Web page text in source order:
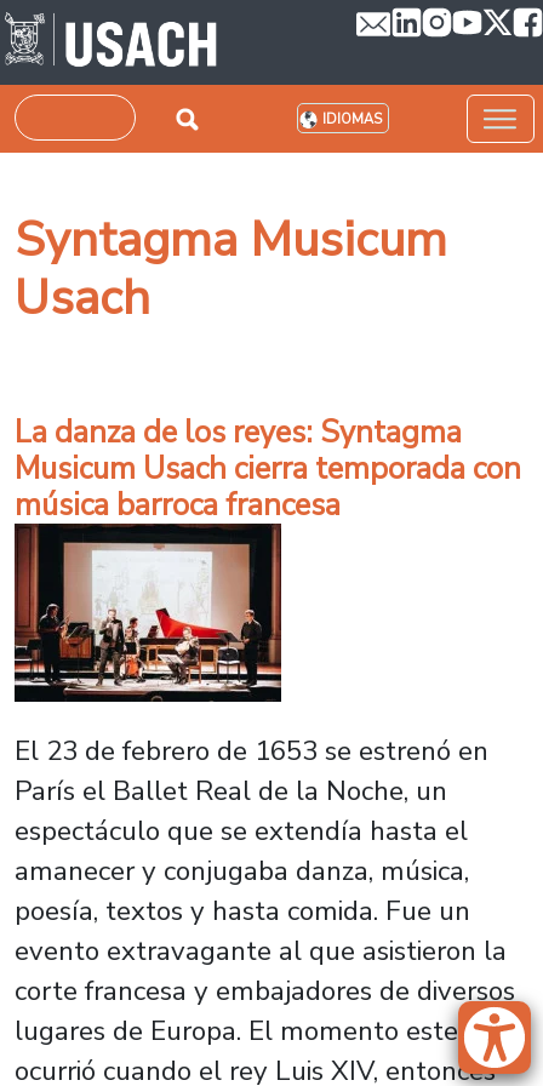
Pasar al contenido principal
Buscar IDIOMAS
Syntagma Musicum
Usach
La danza de los reyes: Syntagma
Musicum Usach cierra temporada con
música barroca francesa
El 23 de febrero de 1653 se estrenó en
París el Ballet Real de la Noche, un
espectáculo que se extendía hasta el
amanecer y conjugaba danza, música,
poesía, textos y hasta comida. Fue un
evento extravagante al que asistieron la
corte francesa y embajadores de diversos
lugares de Europa. El momento estelar
ocurrió cuando el rey Luis XIV, entonces